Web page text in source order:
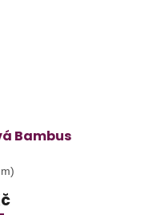
Bambus